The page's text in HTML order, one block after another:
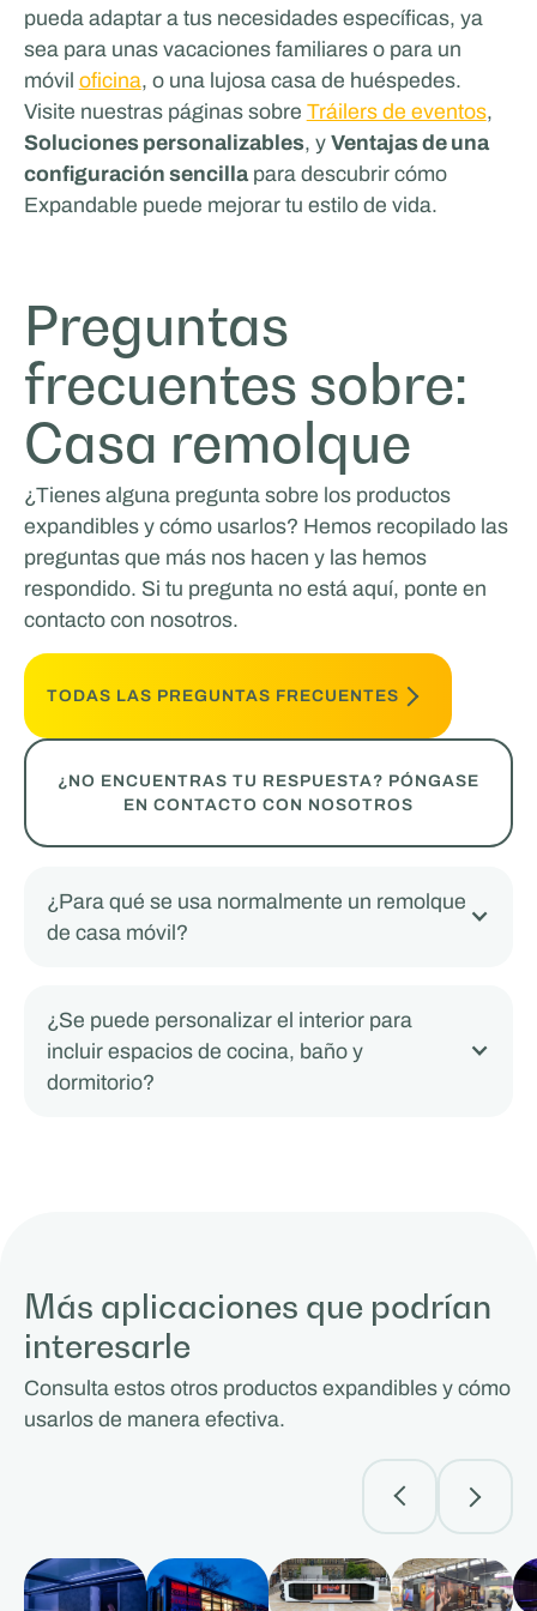
Odoo
Tricorp
pueda adaptar a tus necesidades específicas, ya
sea para unas vacaciones familiares o para un
móvil oficina, o una lujosa casa de huéspedes.
Visite nuestras páginas sobre Tráilers de eventos,
Soluciones personalizables, y Ventajas de una
configuración sencillapara descubrir cómo
Expandable puede mejorar tu estilo de vida.
Preguntas
frecuentes sobre:
Casa remolque
¿Tienes alguna pregunta sobre los productos
expandibles y cómo usarlos? Hemos recopilado las
preguntas que más nos hacen y las hemos
respondido. Si tu pregunta no está aquí, ponte en
contacto con nosotros.
TODAS LAS PREGUNTAS FRECUENTES
¿NO ENCUENTRAS TU RESPUESTA? PÓNGASE
EN CONTACTO CON NOSOTROS
¿Para qué se usa normalmente un remolque
de casa móvil?
¿Se puede personalizar el interior para
incluir espacios de cocina, baño y
dormitorio?
Más aplicaciones que podrían
interesarle
Consulta estos otros productos expandibles y cómo
usarlos de manera efectiva.